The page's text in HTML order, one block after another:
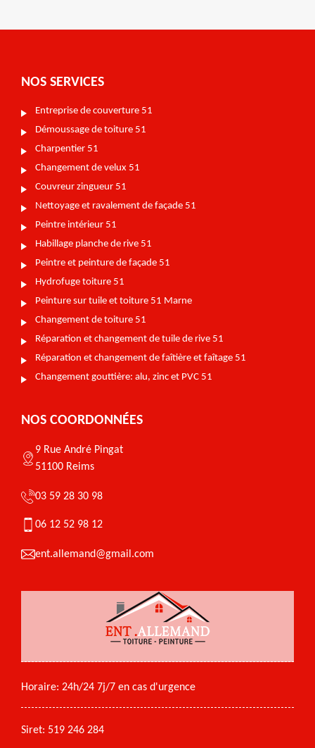
NOS SERVICES
Entreprise de couverture 51
Démoussage de toiture 51
Charpentier 51
Changement de velux 51
Couvreur zingueur 51
Nettoyage et ravalement de façade 51
Peintre intérieur 51
Habillage planche de rive 51
Peintre et peinture de façade 51
Hydrofuge toiture 51
Peinture sur tuile et toiture 51 Marne
Changement de toiture 51
Réparation et changement de tuile de rive 51
Réparation et changement de faîtière et faîtage 51
Changement gouttière: alu, zinc et PVC 51
NOS COORDONNÉES
9 Rue André Pingat
51100 Reims
03 59 28 30 98
06 12 52 98 12
ent.allemand@gmail.com
Horaire: 24h/24 7j/7 en cas d'urgence
Siret: 519 246 284